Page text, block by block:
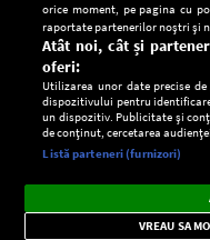
Setări:
Dark
Mode
Radio live,
importante.
orice moment, pe pagina cu
raportate partenerilor noștri și
Atât noi, cât și
oferi:
Utilizarea unor date precise
dispozitivului pentru
un dispozitiv. Publicitate și
de conținut, cercetarea
Listă parteneri (furnizori)
VREAU SA